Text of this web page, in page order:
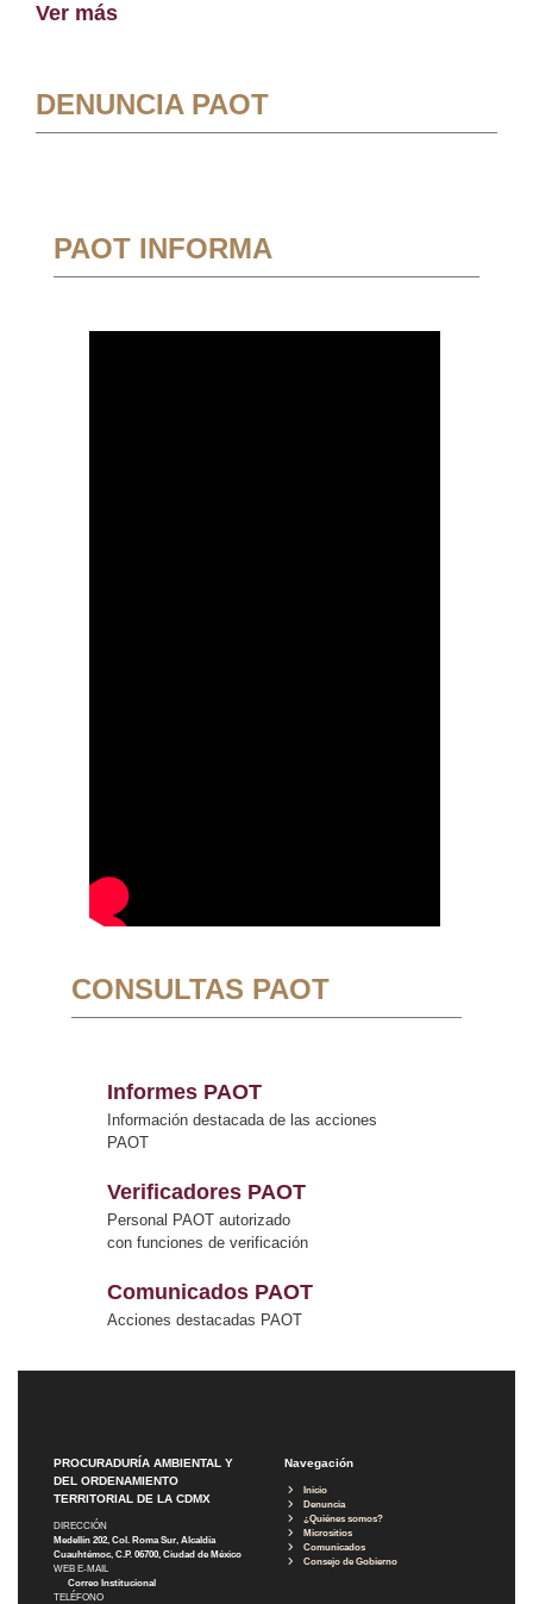
Ver más
DENUNCIA PAOT
PAOT INFORMA
CONSULTAS PAOT
Informes PAOT
Información destacada de las acciones
PAOT
Verificadores PAOT
Personal PAOT autorizado
con funciones de verificación
Comunicados PAOT
Acciones destacadas PAOT
PROCURADURÍA AMBIENTAL Y
DEL ORDENAMIENTO
TERRITORIAL DE LA CDMX
DIRECCIÓN
Medellín 202, Col. Roma Sur, Alcaldía
Cuauhtémoc, C.P. 06700, Ciudad de México
WEB E-MAIL
Correo Institucional
TELÉFONO
Navegación
Inicio
Denuncia
¿Quiénes somos?
Micrositios
Comunicados
Consejo de Gobierno